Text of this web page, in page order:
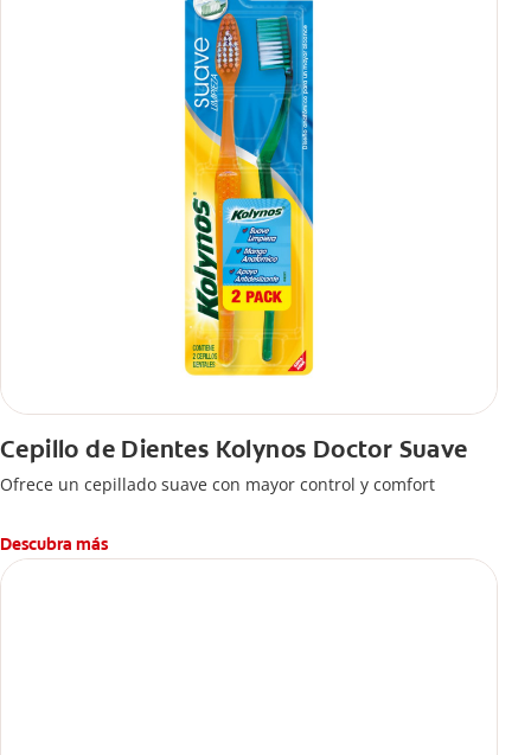
Cepillo de Dientes Kolynos Doctor Suave
Ofrece un cepillado suave con mayor control y comfort
Descubra más